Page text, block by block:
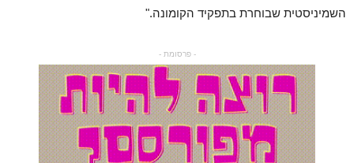
השמיניסטית שבוחרת בתפקיד הקומונה."
- פרסומת -